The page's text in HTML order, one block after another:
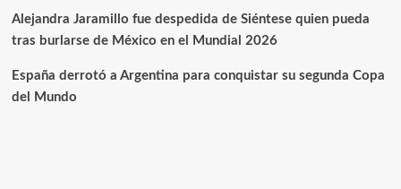
Alejandra Jaramillo fue despedida de Siéntese quien pueda
tras burlarse de México en el Mundial 2026
España derrotó a Argentina para conquistar su segunda Copa
del Mundo